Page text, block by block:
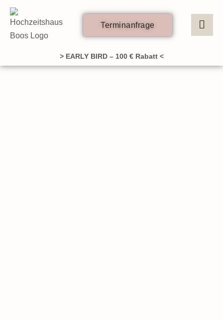
Zum
Inhalt
springen
Terminanfrage
> EARLY BIRD – 100 € Rabatt <